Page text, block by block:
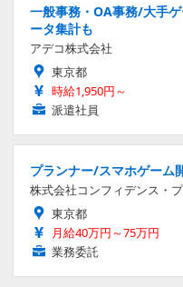
一般事務・OA事務/大手
ータ集計も
アデコ株式会社
東京都
時給1,950円～
派遣社員
プランナー/スマホゲーム
株式会社コンフィデンス・
東京都
月給40万円～75万円
業務委託